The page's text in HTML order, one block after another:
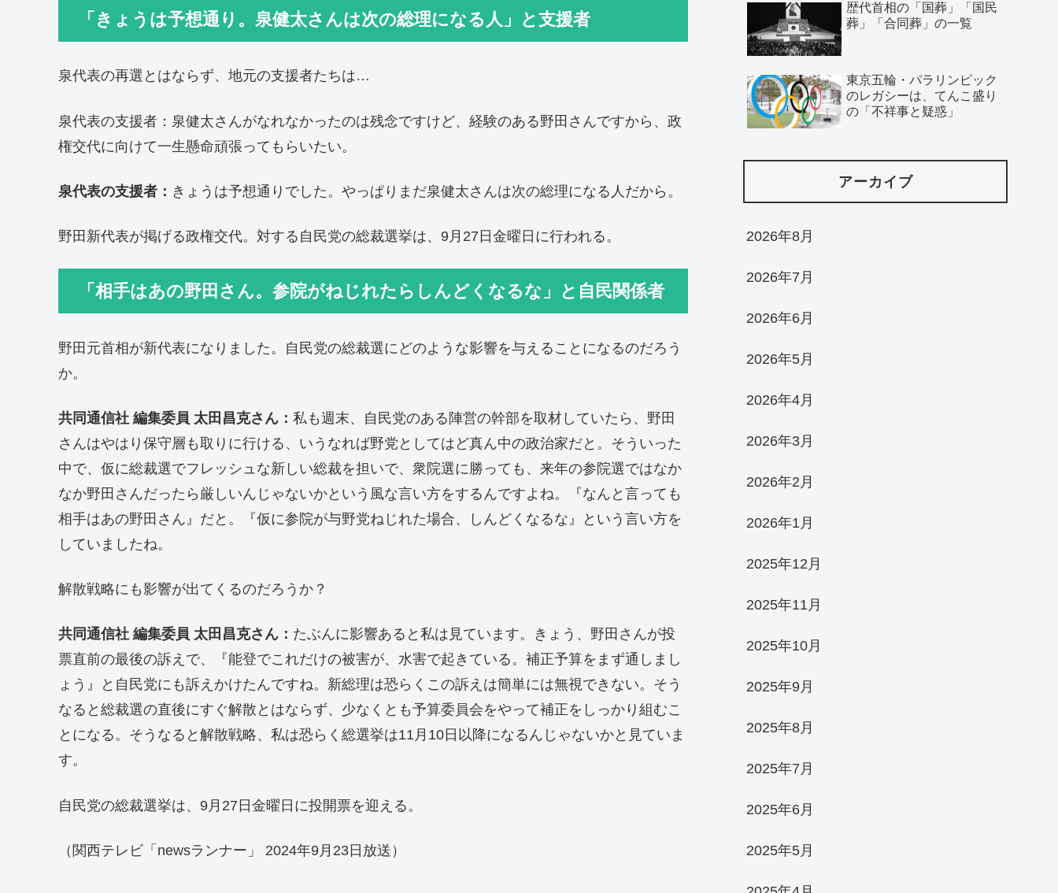
「きょうは予想通り。泉健太さんは次の総理になる人」と支援者
泉代表の再選とはならず、地元の支援者たちは…
泉代表の支援者：泉健太さんがなれなかったのは残念ですけど、経験のある野田さんですから、政
権交代に向けて一生懸命頑張ってもらいたい。
泉代表の支援者： きょうは予想通りでした。やっぱりまだ泉健太さんは次の総理になる人だから。
野田新代表が掲げる政権交代。対する自民党の総裁選挙は、9月27日金曜日に行われる。
「相手はあの野田さん。参院がねじれたらしんどくなるな」と自民関係者
野田元首相が新代表になりました。自民党の総裁選にどのような影響を与えることになるのだろう
か。
共同通信社 編集委員 太田昌克さん： 私も週末、自民党のある陣営の幹部を取材していたら、野田
さんはやはり保守層も取りに行ける、いうなれば野党としてはど真ん中の政治家だと。そういった
中で、仮に総裁選でフレッシュな新しい総裁を担いで、衆院選に勝っても、来年の参院選ではなか
なか野田さんだったら厳しいんじゃないかという風な言い方をするんですよね。『なんと言っても
相手はあの野田さん』だと。『仮に参院が与野党ねじれた場合、しんどくなるな』という言い方を
していましたね。
解散戦略にも影響が出てくるのだろうか？
共同通信社 編集委員 太田昌克さん： たぶんに影響あると私は見ています。きょう、野田さんが投
票直前の最後の訴えで、『能登でこれだけの被害が、水害で起きている。補正予算をまず通しまし
ょう』と自民党にも訴えかけたんですね。新総理は恐らくこの訴えは簡単には無視できない。そう
なると総裁選の直後にすぐ解散とはならず、少なくとも予算委員会をやって補正をしっかり組むこ
とになる。そうなると解散戦略、私は恐らく総選挙は11月10日以降になるんじゃないかと見ていま
す。
自民党の総裁選挙は、9月27日金曜日に投開票を迎える。
（関西テレビ「newsランナー」 2024年9月23日放送）
歴代首相の「国葬」「国民
葬」「合同葬」の一覧
東京五輪・パラリンピック
のレガシーは、てんこ盛り
の「不祥事と疑惑」
アーカイブ
2026年8月
2026年7月
2026年6月
2026年5月
2026年4月
2026年3月
2026年2月
2026年1月
2025年12月
2025年11月
2025年10月
2025年9月
2025年8月
2025年7月
2025年6月
2025年5月